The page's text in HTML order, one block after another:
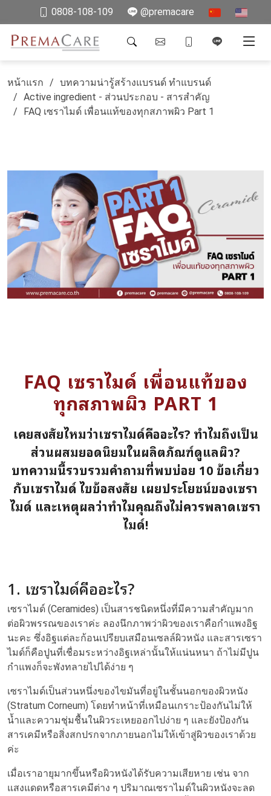
0808-108-109 @premacare
หน้าแรก
บทความน่ารู้สร้างแบรนด์ ทำแบรนด์
Active ingredient - ส่วนประกอบ - สารสำคัญ
FAQ เซราไมด์ เพื่อนแท้ของทุกสภาพผิว Part 1
FAQ เซราไมด์ เพื่อนแท้ของ
ทุกสภาพผิว PART 1
เคยสงสัยไหมว่าเซราไมด์คืออะไร? ทำไมถึงเป็น
ส่วนผสมยอดนิยมในผลิตภัณฑ์ดูแลผิว?
บทความนี้รวบรวมคำถามที่พบบ่อย 10 ข้อเกี่ยว
กับเซราไมด์ ไขข้อสงสัย เผยประโยชน์ของเซรา
ไมด์ และเหตุผลว่าทำไมคุณถึงไม่ควรพลาดเซรา
ไมด์!
1. เซราไมด์คืออะไร?
เซราไมด์ (Ceramides) เป็นสารชนิดหนึ่งที่มีความสำคัญมาก
ต่อผิวพรรณของเราค่ะ ลองนึกภาพว่าผิวของเราคือกำแพงอิฐ
นะคะ ซึ่งอิฐแต่ละก้อนเปรียบเสมือนเซลล์ผิวหนัง และสารเซรา
ไมด์ก็คือปูนที่เชื่อมระหว่างอิฐเหล่านั้นให้แน่นหนา ถ้าไม่มีปูน
กำแพงก็จะพังทลายไปได้ง่าย ๆ
เซราไมด์เป็นส่วนหนึ่งของไขมันที่อยู่ในชั้นนอกของผิวหนัง
(Stratum Corneum) โดยทำหน้าที่เหมือนเกราะป้องกันไม่ให้
น้ำและความชุ่มชื้นในผิวระเหยออกไปง่าย ๆ และยังป้องกัน
สารเคมีหรือสิ่งสกปรกจากภายนอกไม่ให้เข้าสู่ผิวของเราด้วย
ค่ะ
เมื่อเราอายุมากขึ้นหรือผิวหนังได้รับความเสียหาย เช่น จาก
แสงแดดหรือสารเคมีต่าง ๆ ปริมาณเซราไมด์ในผิวหนังจะลด